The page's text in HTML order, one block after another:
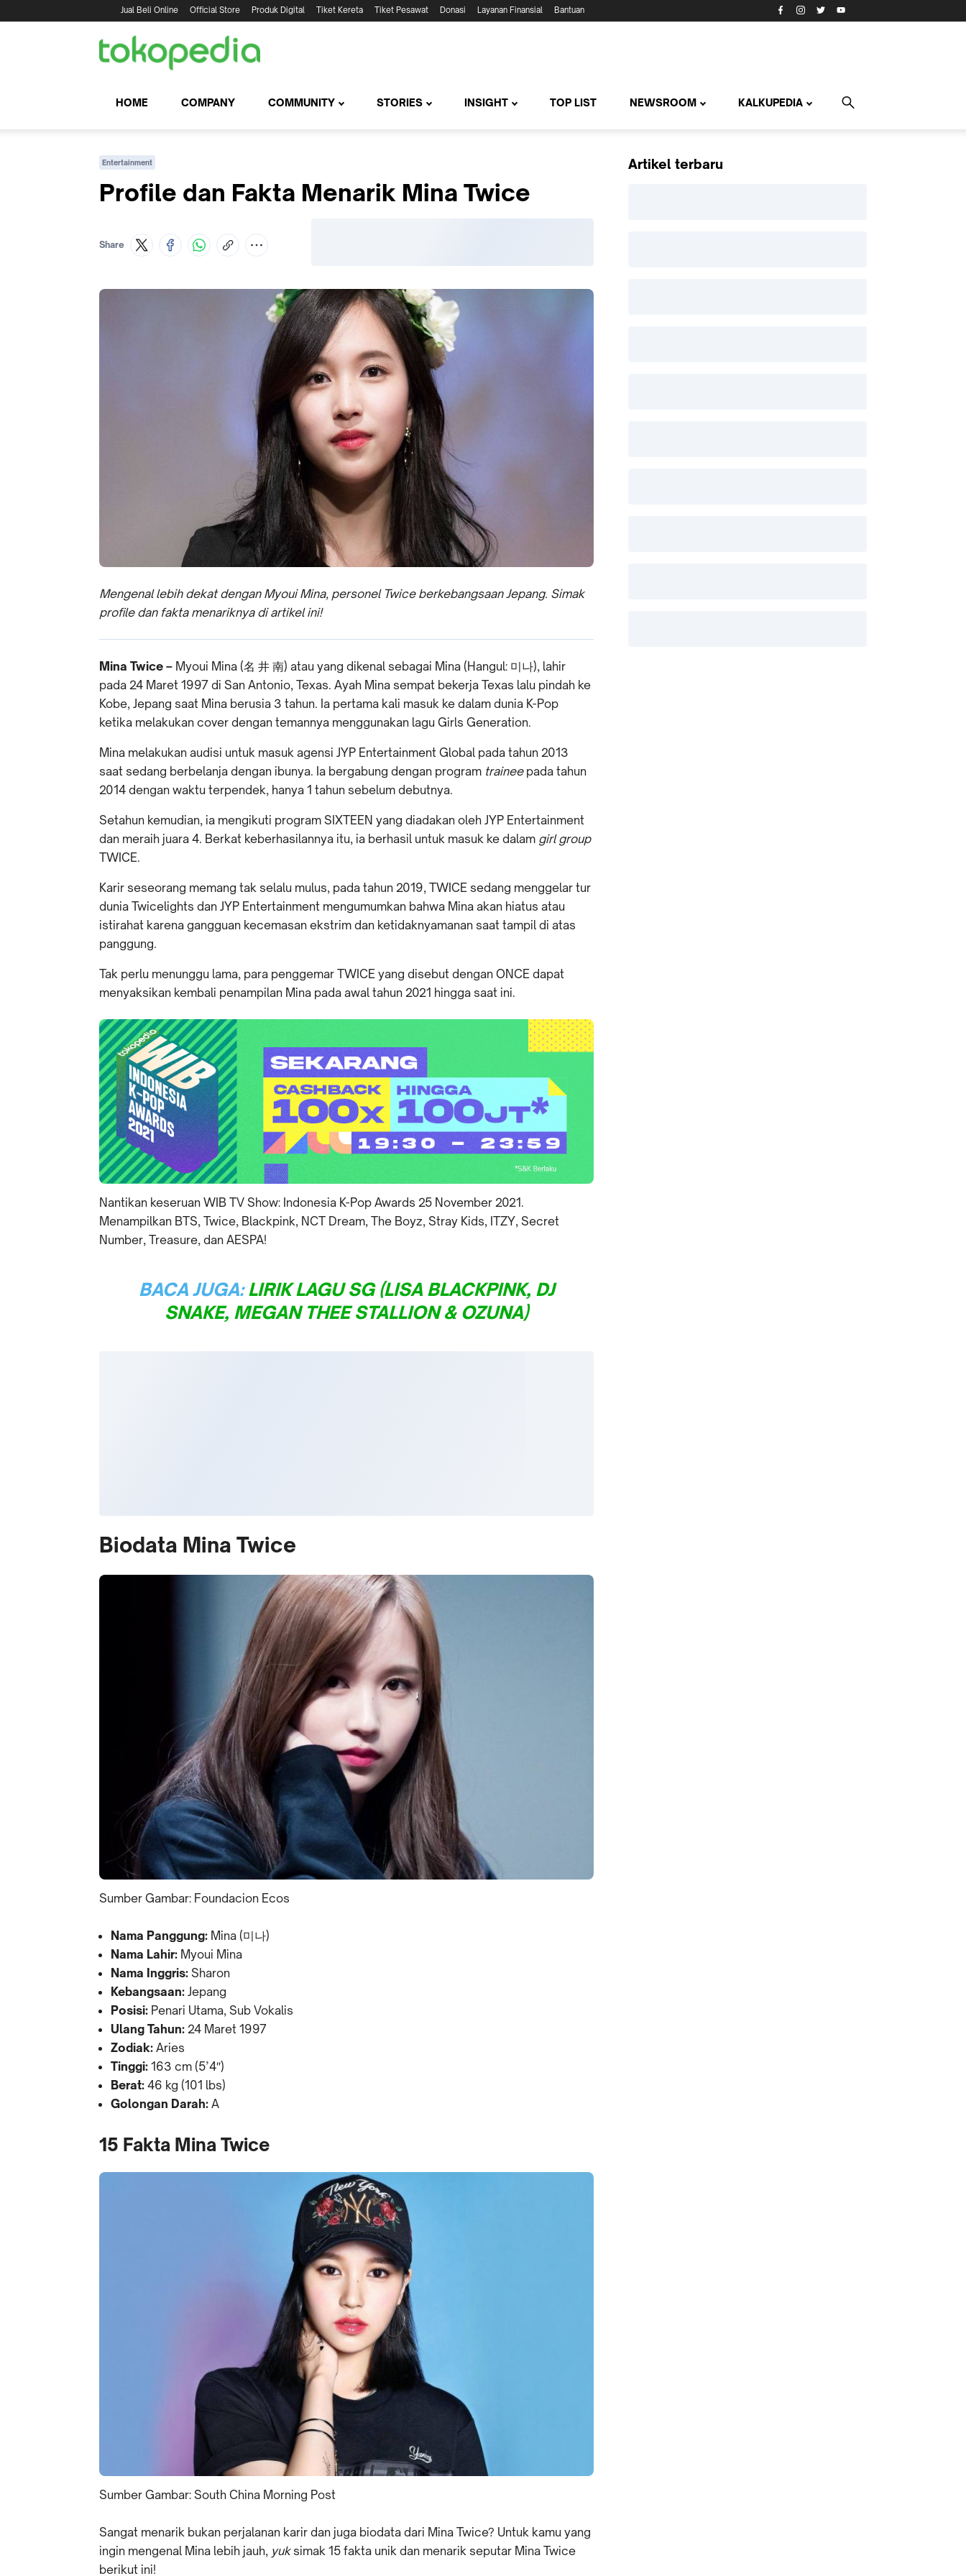
Jual Beli Online Official Store Produk Digital Tiket Kereta Tiket Pesawat Donasi Layanan Finansial Bantuan
HOME COMPANY COMMUNITY STORIES INSIGHT TOP LIST NEWSROOM KALKUPEDIA
Entertainment
Profile dan Fakta Menarik Mina Twice
Share
Mengenal lebih dekat dengan Myoui Mina, personel Twice berkebangsaan Jepang. Simak
profile dan fakta menariknya di artikel ini!
Mina Twice – Myoui Mina (名 井 南) atau yang dikenal sebagai Mina (Hangul: 미나), lahir
pada 24 Maret 1997 di San Antonio, Texas. Ayah Mina sempat bekerja Texas lalu pindah ke
Kobe, Jepang saat Mina berusia 3 tahun. Ia pertama kali masuk ke dalam dunia K-Pop
ketika melakukan cover dengan temannya menggunakan lagu Girls Generation.
Mina melakukan audisi untuk masuk agensi JYP Entertainment Global pada tahun 2013
saat sedang berbelanja dengan ibunya. Ia bergabung dengan program trainee pada tahun
2014 dengan waktu terpendek, hanya 1 tahun sebelum debutnya.
Setahun kemudian, ia mengikuti program SIXTEEN yang diadakan oleh JYP Entertainment
dan meraih juara 4. Berkat keberhasilannya itu, ia berhasil untuk masuk ke dalam girl group
TWICE.
Karir seseorang memang tak selalu mulus, pada tahun 2019, TWICE sedang menggelar tur
dunia Twicelights dan JYP Entertainment mengumumkan bahwa Mina akan hiatus atau
istirahat karena gangguan kecemasan ekstrim dan ketidaknyamanan saat tampil di atas
panggung.
Tak perlu menunggu lama, para penggemar TWICE yang disebut dengan ONCE dapat
menyaksikan kembali penampilan Mina pada awal tahun 2021 hingga saat ini.
Nantikan keseruan WIB TV Show: Indonesia K-Pop Awards 25 November 2021.
Menampilkan BTS, Twice, Blackpink, NCT Dream, The Boyz, Stray Kids, ITZY, Secret
Number, Treasure, dan AESPA!
BACA JUGA:LIRIK LAGU SG (LISA BLACKPINK, DJ
SNAKE, MEGAN THEE STALLION & OZUNA)
Biodata Mina Twice
Sumber Gambar: Foundacion Ecos
Nama Panggung: Mina (미나)
Nama Lahir: Myoui Mina
Nama Inggris: Sharon
Kebangsaan: Jepang
Posisi: Penari Utama, Sub Vokalis
Ulang Tahun: 24 Maret 1997
Zodiak: Aries
Tinggi: 163 cm (5’4″)
Berat: 46 kg (101 lbs)
Golongan Darah: A
15 Fakta Mina Twice
Sumber Gambar: South China Morning Post
Sangat menarik bukan perjalanan karir dan juga biodata dari Mina Twice? Untuk kamu yang
ingin mengenal Mina lebih jauh, yuksimak 15 fakta unik dan menarik seputar Mina Twice
berikut ini!
Artikel terbaru